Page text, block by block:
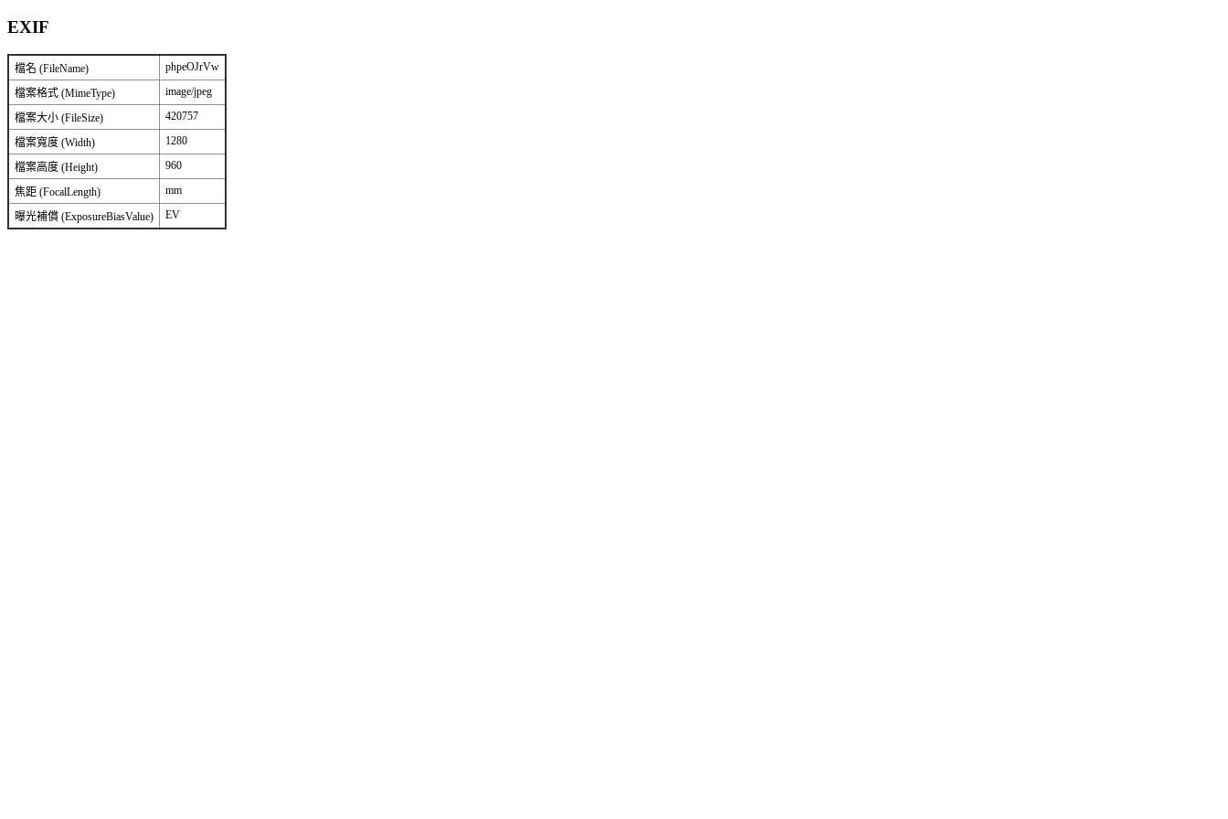
EXIF
檔名 (FileName) phpeOJrVw
檔案格式 (MimeType) image/jpeg
檔案大小 (FileSize) 420757
檔案寬度 (Width) 1280
檔案高度 (Height) 960
焦距 (FocalLength) mm
曝光補償 (ExposureBiasValue) EV